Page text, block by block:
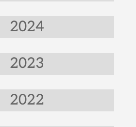
2024
2023
2022